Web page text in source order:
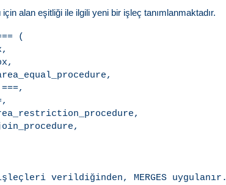
alan eşitliği ile ilgili yeni bir işleç tanımlanmaktadır.
(
verildiğinden, MERGES uygulanır.